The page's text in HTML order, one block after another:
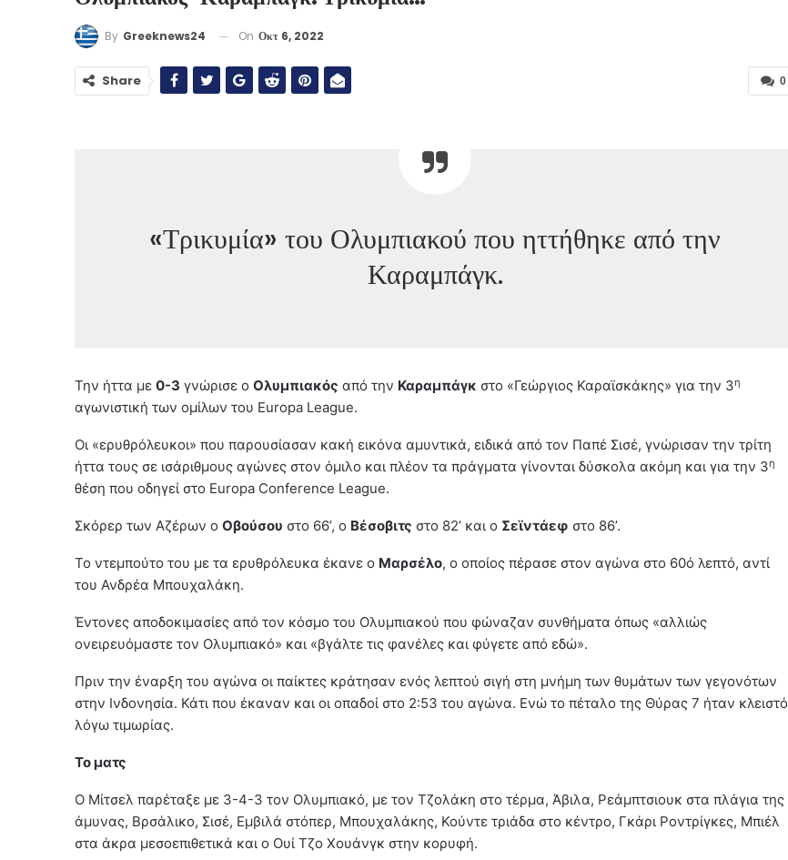
By Greeknews24 On Οκτ 6, 2022
0
Share
«Τρικυμία» του Ολυμπιακού που ηττήθηκε από την
Καραμπάγκ.
Την ήττα με 0-3 γνώρισε ο Ολυμπιακός από την Καραμπάγκ στο «Γεώργιος Καραϊσκάκης» για την 3η
αγωνιστική των ομίλων του Europa League.
Οι «ερυθρόλευκοι» που παρουσίασαν κακή εικόνα αμυντικά, ειδικά από τον Παπέ Σισέ, γνώρισαν την τρίτη
ήττα τους σε ισάριθμους αγώνες στον όμιλο και πλέον τα πράγματα γίνονται δύσκολα ακόμη και για την 3η
θέση που οδηγεί στο Europa Conference League.
Σκόρερ των Αζέρων ο Οβούσου στο 66’, ο Βέσοβιτς στο 82’ και ο Σεϊντάεφ στο 86’.
Το ντεμπούτο του με τα ερυθρόλευκα έκανε ο Μαρσέλο, ο οποίος πέρασε στον αγώνα στο 60ό λεπτό, αντί
του Ανδρέα Μπουχαλάκη.
Έντονες αποδοκιμασίες από τον κόσμο του Ολυμπιακού που φώναζαν συνθήματα όπως «αλλιώς
ονειρευόμαστε τον Ολυμπιακό» και «βγάλτε τις φανέλες και φύγετε από εδώ».
Πριν την έναρξη του αγώνα οι παίκτες κράτησαν ενός λεπτού σιγή στη μνήμη των θυμάτων των γεγονότων
στην Ινδονησία. Κάτι που έκαναν και οι οπαδοί στο 2:53 του αγώνα. Ενώ το πέταλο της Θύρας 7 ήταν κλειστό
λόγω τιμωρίας.
Το ματς
Ο Μίτσελ παρέταξε με 3-4-3 τον Ολυμπιακό, με τον Τζολάκη στο τέρμα, Άβιλα, Ρεάμπτσιουκ στα πλάγια της
άμυνας, Βρσάλικο, Σισέ, Εμβιλά στόπερ, Μπουχαλάκης, Κούντε τριάδα στο κέντρο, Γκάρι Ροντρίγκες, Μπιέλ
στα άκρα μεσοεπιθετικά και ο Ουί Τζο Χουάνγκ στην κορυφή.